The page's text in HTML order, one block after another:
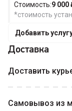
Стоимость:9 000
*стоимость
Добавить
Доставка
Доставить
Самовывоз из